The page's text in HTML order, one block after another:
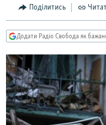
Перейти
до
пошуку
СУСПІЛЬСТВО
УКРАЇНА
СВІТ
ДОНБАС.РЕАЛІЇ
ТИ ЯК?
СХЕМИ
КИТАЙ.ВИКЛИКИ
МУЛЬТИМЕДІА
ФОТО
Поділитись
Додати Радіо Свобода як